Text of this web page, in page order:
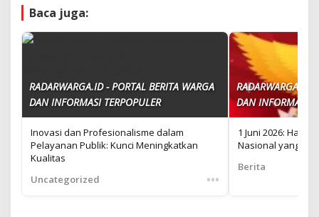
Baca juga:
RADARWARGA.ID - PORTAL BERITA WARGA
DAN INFORMASI TERPOPULER
Inovasi dan Profesionalisme dalam
Pelayanan Publik: Kunci Meningkatkan
Kualitas
Uncategorized
•••
RADARWARGA.ID
DAN INFORMASI
1 Juni 2026: Hari
Nasional yang
Berita